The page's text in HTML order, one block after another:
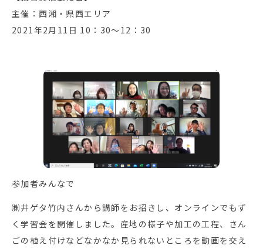
主催：西湘・県西エリア
2021年2月11日 10：30～12：30
参加者みんなで
㈱井ゲタ竹内さんから講師をお招きし、オンラインでもず
く学習会を開催しました。産地の様子や加工の工程、さん
ごの植え付けなどなかなか見られないところを動画を交え